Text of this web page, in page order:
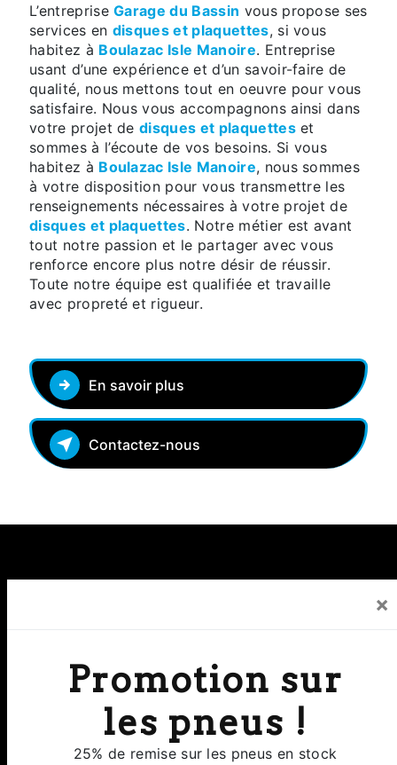
×
Promotion sur
les pneus !
25% de remise sur les pneus en stock
L’entrepriseGarage du Bassin vous propose ses
services en disques et plaquettes, si vous
habitez à Boulazac Isle Manoire. Entreprise
usant d’une expérience et d’un savoir-faire de
qualité, nous mettons tout en oeuvre pour vous
satisfaire. Nous vous accompagnons ainsi dans
votre projet dedisques et plaquetteset
sommes à l’écoute de vos besoins. Si vous
habitez à Boulazac Isle Manoire, nous sommes
à votre disposition pour vous transmettre les
renseignements nécessaires à votre projet de
disques et plaquettes. Notre métier est avant
tout notre passion et le partager avec vous
renforce encore plus notre désir de réussir.
Toute notre équipe est qualifiée et travaille
avec propreté et rigueur.
En savoir plus
Contactez-nous
Adresse
Perigueux